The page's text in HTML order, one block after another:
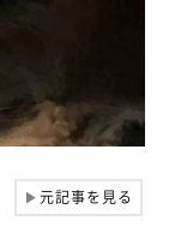
▶元記事を見る